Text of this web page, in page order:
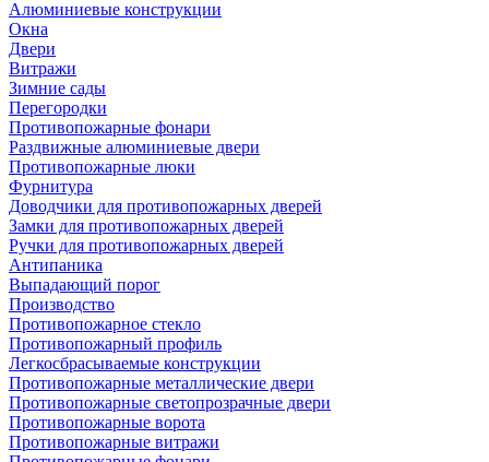
Алюминиевые конструкции
Окна
Двери
Витражи
Зимние сады
Перегородки
Противопожарные фонари
Раздвижные алюминиевые двери
Противопожарные люки
Фурнитура
Доводчики для противопожарных дверей
Замки для противопожарных дверей
Ручки для противопожарных дверей
Антипаника
Выпадающий порог
Производство
Противопожарное стекло
Противопожарный профиль
Легкосбрасываемые конструкции
Противопожарные металлические двери
Противопожарные светопрозрачные двери
Противопожарные ворота
Противопожарные витражи